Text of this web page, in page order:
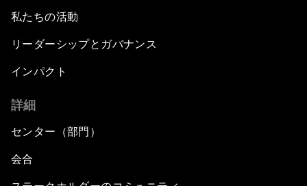
私たちの活動
リーダーシップとガバナンス
インパクト
詳細
センター（部門）
会合